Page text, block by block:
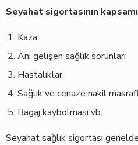
Seyahat sigortasının
Kaza
Ani gelişen sağlık sorunları
Hastalıklar
Sağlık ve cenaze nakil
Bagaj kaybolması vb.
Seyahat sağlık sigortası